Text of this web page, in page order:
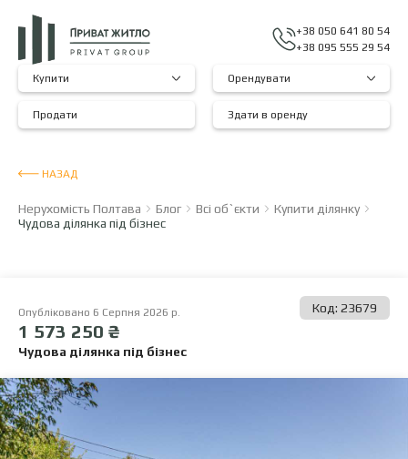
+38 050 641 80 54
+38 095 555 29 54
Купити Орендувати
Продати Здати в оренду
НАЗАД
Нерухомість Полтава Блог Всі об`єкти
Купити ділянку
Чудова ділянка під бізнес
Опубліковано 6 Серпня 2026 р. Код: 23679
1 573 250 ₴
Чудова ділянка під бізнес